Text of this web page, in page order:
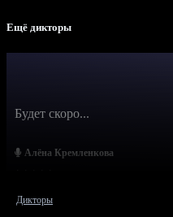
Ещё дикторы
Алёна Кремленкова
Будет скоро...
Дикторы